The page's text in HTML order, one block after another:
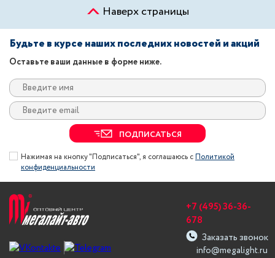
Наверх страницы
Будьте в курсе наших последних новостей и акций
Оставьте ваши данные в форме ниже.
ПОДПИСАТЬСЯ
Нажимая на кнопку "Подписаться", я соглашаюсь сПолитикой
конфиденциальности
info@megalight.ru
+7 (495) 36-36-
678
Заказать звонок